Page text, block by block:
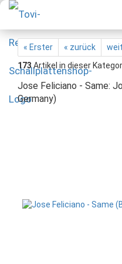
« Erster « zurück
173Artikel in dieser
Jose Feliciano - Same:
Germany)